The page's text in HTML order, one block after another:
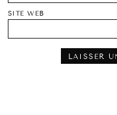
SITE WEB